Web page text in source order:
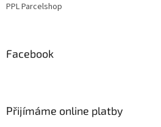
PPL Parcelshop
Facebook
Přijímáme online platby